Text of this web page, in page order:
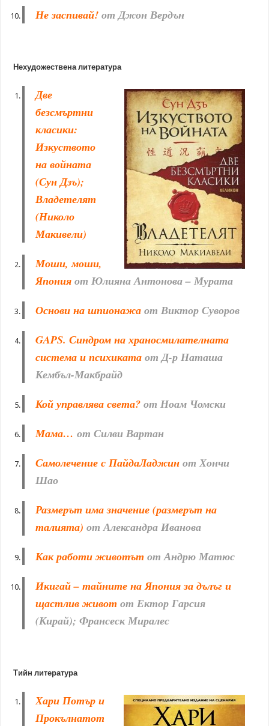
Не заспивай! от Джон Вердън
Нехудожествена литература
Две
безсмъртни
класики:
Изкуството
на войната
(Сун Дзъ);
Владетелят
(Николо
Макивели)
Моши, моши,
Япония от Юлияна Антонова – Мурата
Основи на шпионажа от Виктор Суворов
GAPS. Синдром на храносмилателната
система и психиката от Д-р Наташа
Кембъл-Макбрайд
Кой управлява света? от Ноам Чомски
Мама… от Силви Вартан
Самолечение с ПайдаЛаджин от Хончи
Шао
Размерът има значение (размерът на
талията) от Александра Иванова
Как работи животът от Андрю Матюс
Икигай – тайните на Япония за дълъг и
щастлив живот от Ектор Гарсия
(Кирай); Франсеск Миралес
Тийн литература
Хари Потър и
Прокълнатот